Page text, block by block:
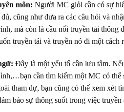
môn: Người MC giỏi cần có sự
cũng như đưa ra các câu hỏi và
mà còn là cầu nối truyền tải thông
truyền tải và truyền nó đi một cách
Đây là một yếu tố cần lưu tâm.
cần tìm kiếm một MC có thể
tham dự, bạn cũng có thể xem xét
bảo sự thông suốt trong việc